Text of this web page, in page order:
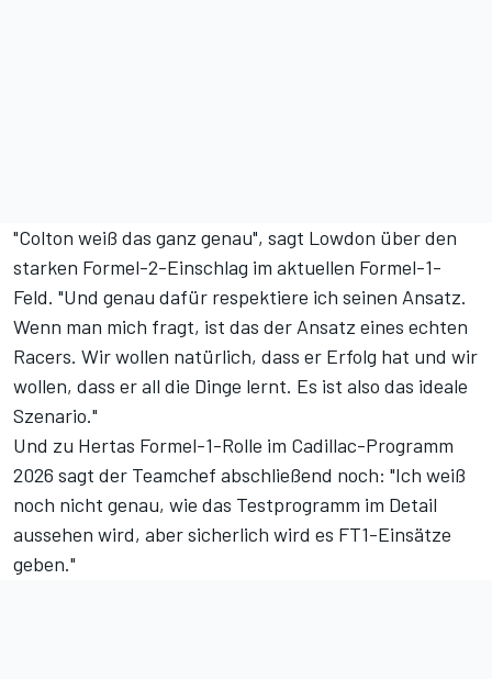
"Colton weiß das ganz genau", sagt Lowdon über den
starken Formel-2-Einschlag im aktuellen Formel-1-
Feld. "Und genau dafür respektiere ich seinen Ansatz.
Wenn man mich fragt, ist das der Ansatz eines echten
Racers. Wir wollen natürlich, dass er Erfolg hat und wir
wollen, dass er all die Dinge lernt. Es ist also das ideale
Szenario."
Und zu Hertas Formel-1-Rolle im Cadillac-Programm
2026 sagt der Teamchef abschließend noch: "Ich weiß
noch nicht genau, wie das Testprogramm im Detail
aussehen wird, aber sicherlich wird es FT1-Einsätze
geben."